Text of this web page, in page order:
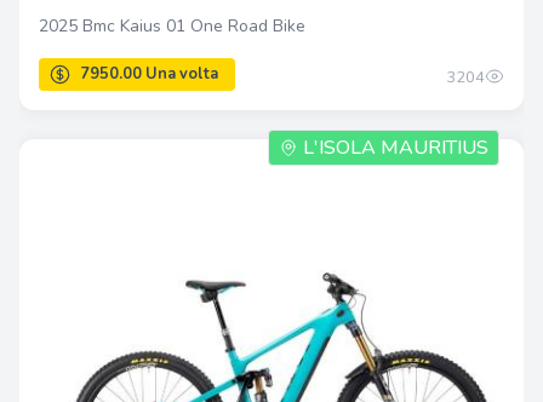
2025 Bmc Kaius 01 One Road Bike
3204
L'ISOLA MAURITIUS